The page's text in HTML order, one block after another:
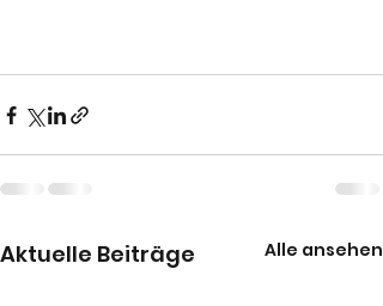
Aktuelle Beiträge Alle ansehen